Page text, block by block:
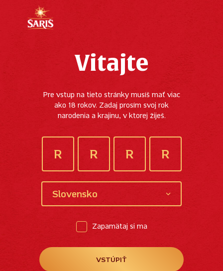
Vitajte
Pre vstup na tieto stránky musíš mať viac
ako 18 rokov. Zadaj prosím svoj rok
narodenia a krajinu, v ktorej žiješ.
Zapamätaj si ma
VSTÚPIŤ